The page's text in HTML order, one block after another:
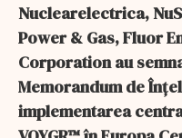
Nuclearelectrica,
Power & Gas, Fluor
Corporation au
Memorandum de
implementarea